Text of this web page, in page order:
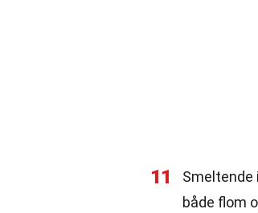
11
Smeltende
både flom